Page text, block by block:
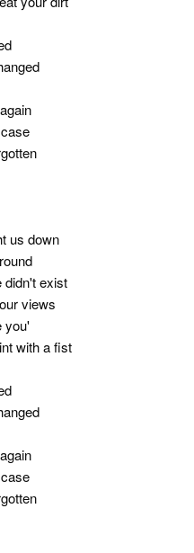
us down
didn't exist
views
you'
with a fist